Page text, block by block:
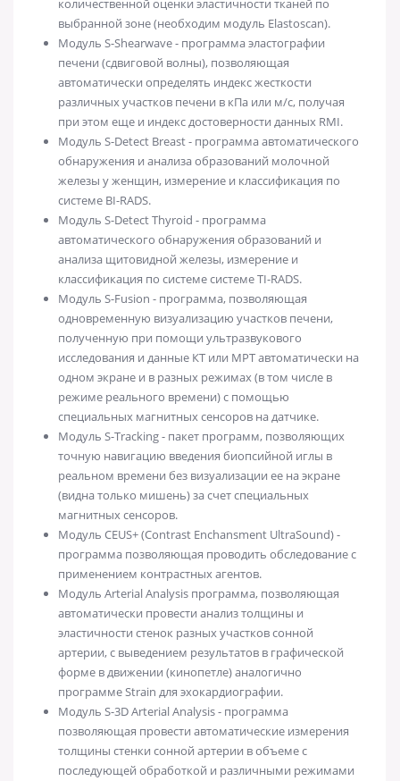
количественной оценки эластичности тканей по
выбранной зоне (необходим модуль Elastoscan).
Модуль S-Shearwave - программа эластографии
печени (сдвиговой волны), позволяющая
автоматически определять индекс жесткости
различных участков печени в кПа или м/с, получая
при этом еще и индекс достоверности данных RMI.
Модуль S-Detect Breast - программа автоматического
обнаружения и анализа образований молочной
железы у женщин, измерение и классификация по
системе BI-RADS.
Модуль S-Detect Thyroid - программа
автоматического обнаружения образований и
анализа щитовидной железы, измерение и
классификация по системе системе TI-RADS.
Модуль S-Fusion - программа, позволяющая
одновременную визуализацию участков печени,
полученную при помощи ультразвукового
исследования и данные КТ или МРТ автоматически на
одном экране и в разных режимах (в том числе в
режиме реального времени) с помощью
специальных магнитных сенсоров на датчике.
Модуль S-Tracking - пакет программ, позволяющих
точную навигацию введения биопсийной иглы в
реальном времени без визуализации ее на экране
(видна только мишень) за счет специальных
магнитных сенсоров.
Модуль CEUS+ (Contrast Enchansment UltraSound) -
программа позволяющая проводить обследование с
применением контрастных агентов.
Модуль Arterial Analysis программа, позволяющая
автоматически провести анализ толщины и
эластичности стенок разных участков сонной
артерии, с выведением результатов в графической
форме в движении (кинопетле) аналогично
программе Strain для эхокардиографии.
Модуль S-3D Arterial Analysis - программа
позволяющая провести автоматические измерения
толщины стенки сонной артерии в объеме с
последующей обработкой и различными режимами